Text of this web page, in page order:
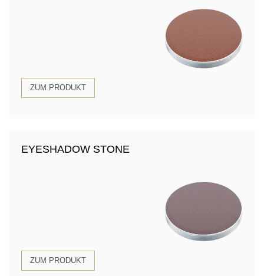
ZUM PRODUKT
EYESHADOW STONE
ZUM PRODUKT